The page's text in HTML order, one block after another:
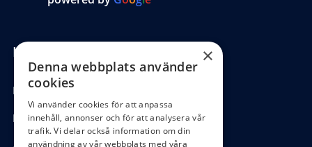
Kundinformation
Köpvillkor
Hantering GDPR
×
Denna webbplats använder
cookies
Vi använder cookies för att anpassa
innehåll, annonser och för att analysera vår
trafik. Vi delar också information om din
användning av vår webbplats med våra